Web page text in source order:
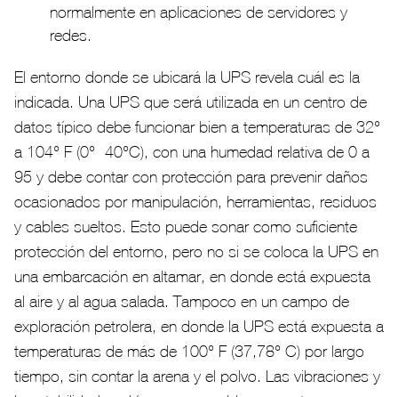
normalmente en aplicaciones de servidores y
redes.
El entorno donde se ubicará la UPS revela cuál es la
indicada. Una UPS que será utilizada en un centro de
datos típico debe funcionar bien a temperaturas de 32°
a 104° F (0°- 40°C), con una humedad relativa de 0 a
95 y debe contar con protección para prevenir daños
ocasionados por manipulación, herramientas, residuos
y cables sueltos. Esto puede sonar como suficiente
protección del entorno, pero no si se coloca la UPS en
una embarcación en altamar, en donde está expuesta
al aire y al agua salada. Tampoco en un campo de
exploración petrolera, en donde la UPS está expuesta a
temperaturas de más de 100° F (37,78° C) por largo
tiempo, sin contar la arena y el polvo. Las vibraciones y